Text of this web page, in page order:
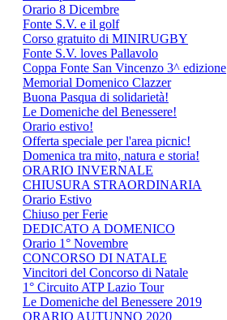
Orario 8 Dicembre
Fonte S.V. e il golf
Corso gratuito di MINIRUGBY
Fonte S.V. loves Pallavolo
Coppa Fonte San Vincenzo 3^ edizione
Memorial Domenico Clazzer
Buona Pasqua di solidarietà!
Le Domeniche del Benessere!
Orario estivo!
Offerta speciale per l'area picnic!
Domenica tra mito, natura e storia!
ORARIO INVERNALE
CHIUSURA STRAORDINARIA
Orario Estivo
Chiuso per Ferie
DEDICATO A DOMENICO
Orario 1° Novembre
CONCORSO DI NATALE
Vincitori del Concorso di Natale
1° Circuito ATP Lazio Tour
Le Domeniche del Benessere 2019
ORARIO AUTUNNO 2020